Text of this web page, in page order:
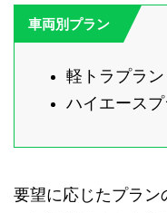
車両別プラン
軽トラプラ
ハイエース
要望に応じたプラ